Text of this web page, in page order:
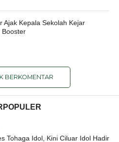
Ajak Kepala Sekolah Kejar
Booster
BERKOMENTAR
Tohaga Idol, Kini Ciluar Idol Hadir